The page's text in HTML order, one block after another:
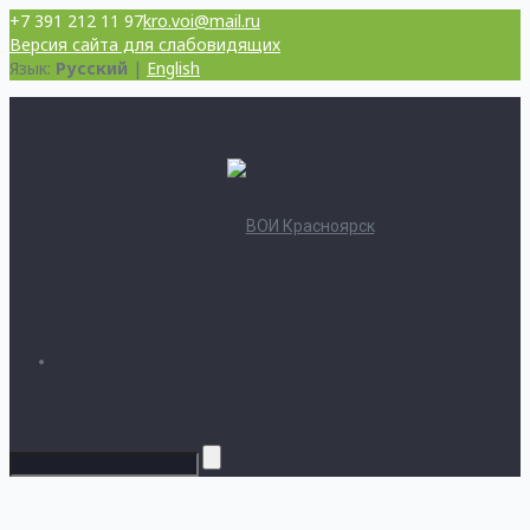
+7 391 212 11 97kro.voi@mail.ru
Версия сайта для слабовидящих
Язык: Русский | English